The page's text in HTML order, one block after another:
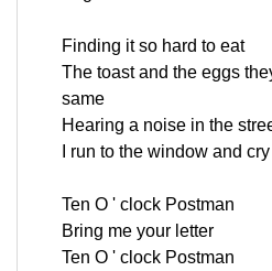
Finding it so hard to eat
The toast and the eggs
same
Hearing a noise in the
I run to the window and
Ten O ' clock Postman
Bring me your letter
Ten O ' clock Postman